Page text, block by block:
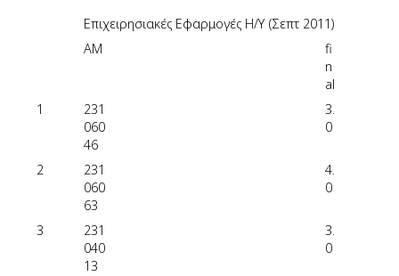
Επιχειρησιακές Εφαρμογές Η/Υ (Σεπτ 2011)
AM
fi
n
al
1
231
060
46
3.
0
2
231
060
63
4.
0
3
231
040
13
3.
0